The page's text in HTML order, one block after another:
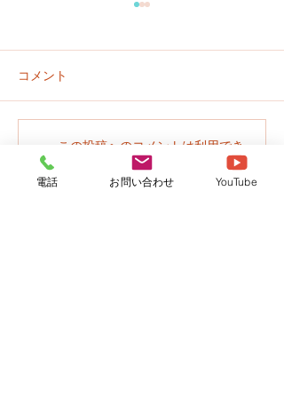
園だより７月号のお知ら
せ
コメント
この投稿へのコメントは利用でき
なくなりました。詳細はサイト所
有者にお問い合わせください。
電話 お問い合わせ YouTube